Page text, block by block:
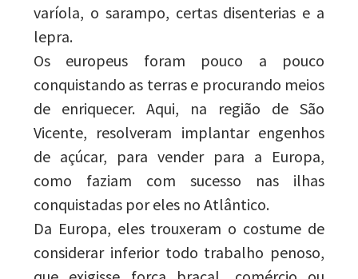
varíola, o sarampo, certas disenterias e a
lepra.
Os europeus foram pouco a pouco
conquistando as terras e procurando meios
de enriquecer. Aqui, na região de São
Vicente, resolveram implantar engenhos
de açúcar, para vender para a Europa,
como faziam com sucesso nas ilhas
conquistadas por eles no Atlântico.
Da Europa, eles trouxeram o costume de
considerar inferior todo trabalho penoso,